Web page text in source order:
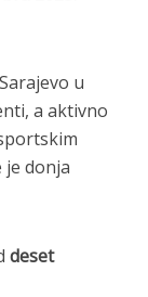
u
a aktivno
je donja
deset